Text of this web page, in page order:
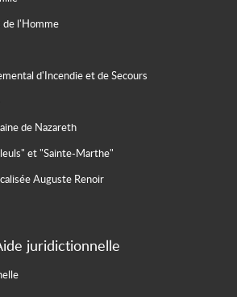
de l'Homme
d'Incendie et de Secours
de Nazareth
et "Sainte-Marthe"
Auguste Renoir
juridictionnelle